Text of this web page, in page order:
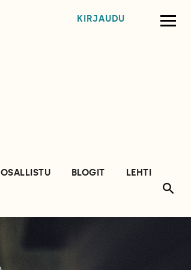
KIRJAUDU
OSALLISTU BLOGIT
LEHTI